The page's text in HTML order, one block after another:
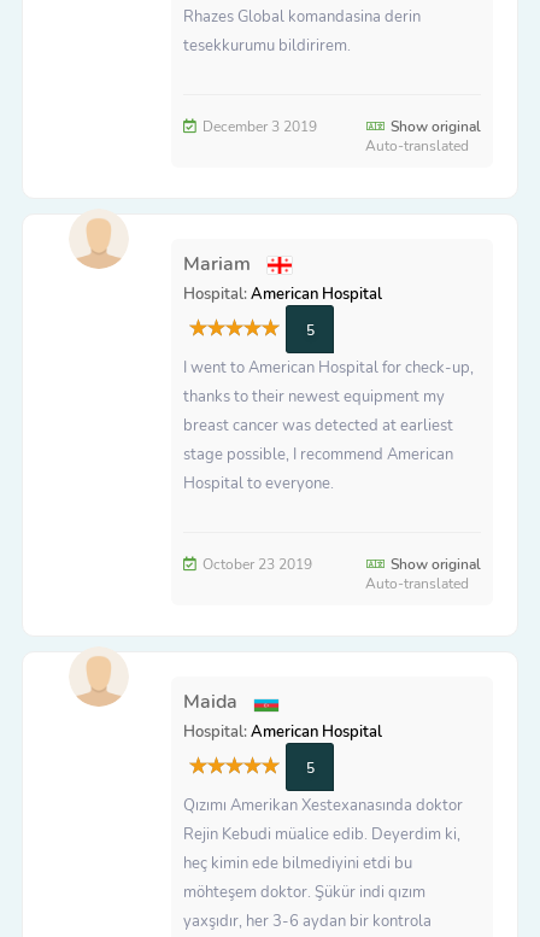
Rhazes Global komandasina derin
tesekkurumu bildirirem.
December 3 2019
Show original
Auto-translated
Mariam
Hospital:American Hospital
5
I went to American Hospital for check-up,
thanks to their newest equipment my
breast cancer was detected at earliest
stage possible, I recommend American
Hospital to everyone.
October 23 2019
Show original
Auto-translated
Maida
Hospital:American Hospital
5
Qızımı Amerikan Xestexanasında doktor
Rejin Kebudi müalice edib. Deyerdim ki,
heç kimin ede bilmediyini etdi bu
möhteşem doktor. Şükür indi qızım
yaxşıdır, her 3-6 aydan bir kontrola